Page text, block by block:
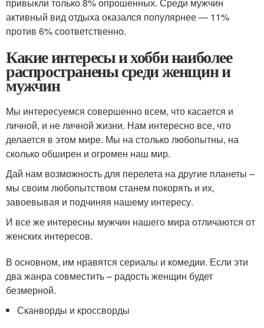
активный вид отдыха оказался популярнее — 11%
против 6% соответственно.
Какие интересы и хобби наиболее
распространены среди женщин и
мужчин
Мы интересуемся совершенно всем, что касается и
личной, и не личной жизни. Нам интересно все, что
делается в этом мире. Мы на столько любопытны, на
сколько обширен и огромен наш мир.
Дай нам возможность для перелета на другие планеты –
мы своим любопытством станем покорять и их,
завоевывая и подчиняя нашему интересу.
И все же интересны мужчин нашего мира отличаются от
женских интересов.
В основном, им нравятся сериалы и комедии. Если эти
два жанра совместить – радость женщин будет
безмерной.
Сканворды и кроссворды